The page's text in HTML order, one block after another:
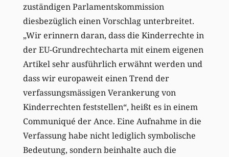
zuständigen Parlamentskommission
diesbezüglich einen Vorschlag unterbreitet.
„Wir erinnern daran, dass die Kinderrechte in
der EU-Grundrechtecharta mit einem eigenen
Artikel sehr ausführlich erwähnt werden und
dass wir europaweit einen Trend der
verfassungsmässigen Verankerung von
Kinderrechten feststellen“, heißt es in einem
Communiqué der Ance. Eine Aufnahme in die
Verfassung habe nicht lediglich symbolische
Bedeutung, sondern beinhalte auch die